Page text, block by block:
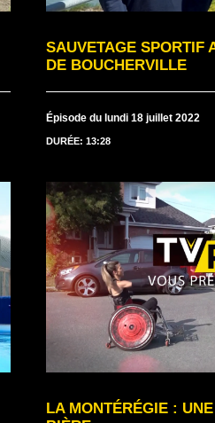
SAUVETAGE SPORTIF
DE BOUCHERVILLE
Épisode du lundi 18 juillet 2022
DURÉE: 13:28
LA MONTÉRÉGIE :